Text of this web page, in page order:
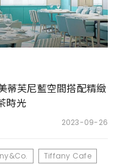
芙尼藍空間搭配精緻
時光
2023-09-26
Tiffany Cafe